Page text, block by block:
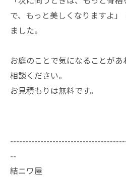
で、もっと美しくなりますよ
ました。
お庭のことで気になることが
相談ください。
お見積もりは無料です。
--
結ニワ屋